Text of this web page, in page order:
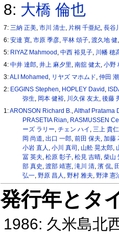
8: 大橋 倫也
7: 三納 正美 ,市川 清士 片桐 千亜紀 ,長谷
6:安達 寛,市原 季彦,平林 頌子,渡久地 健
5: RIYAZ Mahmood,中西 裕見子, 川幡 穂
4:中井 達郎,井上 麻夕里,南舘 健太,小野
3:ALI Mohamed , リヤズ マホムド,仲田
2: EGGINS Stephen, HOPLEY David ,
弥生, 岡本 健裕, 川久保 友太, 後藤
1:ARONSON Richard B.,Althaf Pratama
PRASETIA Rian, RASMUSSEN
ーズ ラリー, チェン ハイ , 三上 貴仁
岡 尚道, 出口 一郎, 前田 保夫, 加藤
小岩 直人 , 小川 真司 , 山舩 晃太郎,
冨 英夫, 松原 彰子, 松見 吉晴, 柴山
部 真史 , 渡部 靖憲, 滝川 清, 濱 侃,
弘一, 野原 昌人 , 野村 雅夫, 野津 憲
発行年とタ
1986: 久米島北